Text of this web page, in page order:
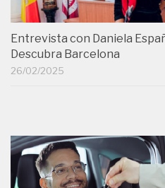
Entrevista con Daniela
Descubra Barcelona
26/02/2025